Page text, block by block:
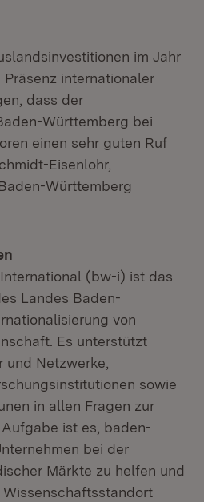
im Jahr
internationaler
dass der
Württemberg bei
einen sehr guten Ruf
Eisenlohr,
Württemberg
(bw-i) ist das
Landes Baden-
von
Es unterstützt
und Netzwerke,
sowie
in allen Fragen zur
ist es, baden-
bei der
Märkte zu helfen und